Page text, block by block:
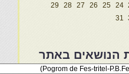
24
25
26
27
28
29
31
הנושאים באתר